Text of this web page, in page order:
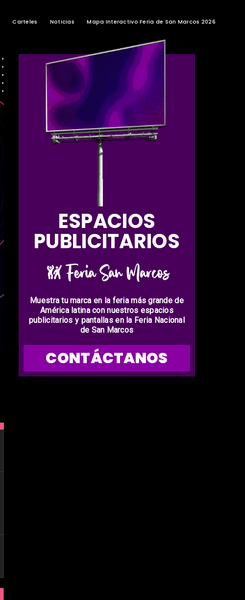
Carteles Noticias Mapa Interactivo Feria de San Marcos 2026
ESPACIOS
PUBLICITARIOS
Muestra tu marca en la feria más grande de
América latina con nuestros espacios
publicitarios y pantallas en la Feria Nacional
de San Marcos
CONTÁCTANOS